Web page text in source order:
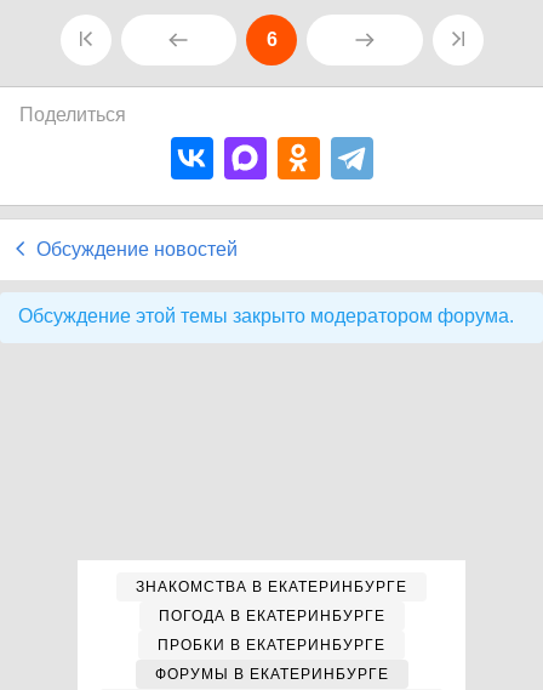
6
Поделиться
Обсуждение новостей
Обсуждение этой темы закрыто модератором форума.
ЗНАКОМСТВА В ЕКАТЕРИНБУРГЕ
ПОГОДА В ЕКАТЕРИНБУРГЕ
ПРОБКИ В ЕКАТЕРИНБУРГЕ
ФОРУМЫ В ЕКАТЕРИНБУРГЕ